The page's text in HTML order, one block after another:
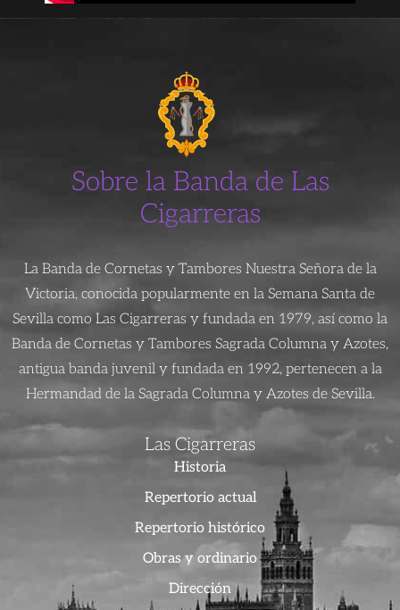
Sobre la Banda de Las
Cigarreras
La Banda de Cornetas y Tambores Nuestra Señora de la
Victoria, conocida popularmente en la Semana Santa de
Sevilla como Las Cigarreras y fundada en 1979, así como la
Banda de Cornetas y Tambores Sagrada Columna y Azotes,
antigua banda juvenil y fundada en 1992, pertenecen a la
Hermandad de la Sagrada Columna y Azotes de Sevilla.
Las Cigarreras
Historia
Repertorio actual
Repertorio histórico
Obras y ordinario
Dirección